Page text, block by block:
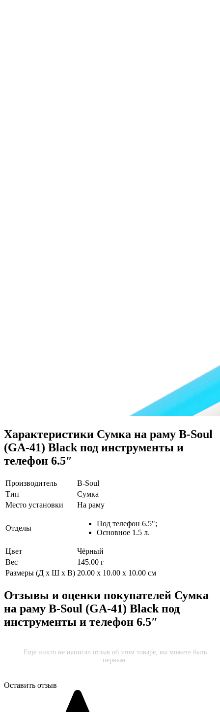
Характеристики Сумка на раму B-Soul
(GA-41) Black под инструменты и
телефон 6.5″
Производитель
B-Soul
Тип
Сумка
Место установки
На раму
Отделы
Под телефон 6.5";
Основное 1.5 л.
Цвет
Чёрный
Вес
145.00 г
Размеры (Д х Ш х В) 20.00 x 10.00 x 10.00 см
Отзывы и оценки покупателей Сумка
на раму B-Soul (GA-41) Black под
инструменты и телефон 6.5″
Еще никто не написал отзыв об этом товаре, вы можете быть
первым.
Оставить отзыв